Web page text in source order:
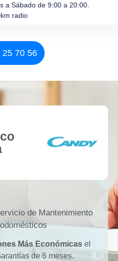
a Sábado de 9:00 a 20:00.
radio
25 70 56
de Mantenimiento
Más Económicas el
de 6 meses.